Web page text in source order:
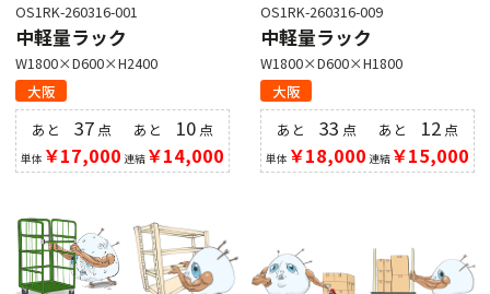
OS1RK-260316-001
中軽量ラック
W1800×D600×H2400
大阪
あと 37点
単体 ￥17,000
あと 10 点
連結￥14,000
OS1RK-260316-009
中軽量ラック
W1800×D600×H1800
大阪
あと 33 点
単体 ￥18,000
あと 12 点
連結￥15,000